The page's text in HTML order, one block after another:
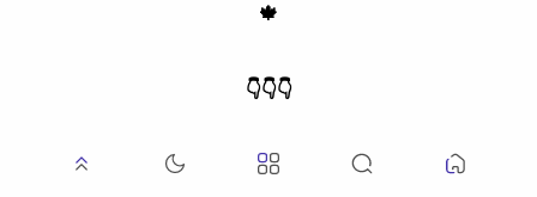
🍁
👇
👇
👇